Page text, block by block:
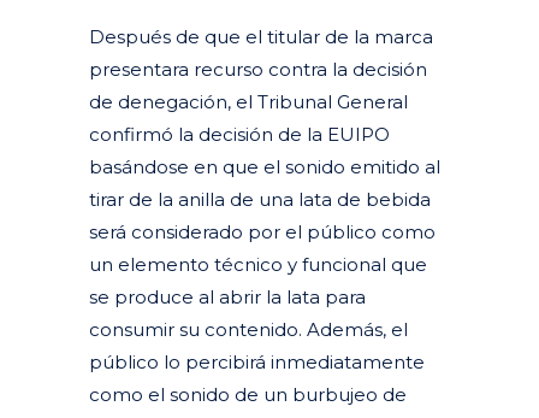
Después de que el titular de la marca
presentara recurso contra la decisión
de denegación, el Tribunal General
confirmó la decisión de la EUIPO
basándose en que el sonido emitido al
tirar de la anilla de una lata de bebida
será considerado por el público como
un elemento técnico y funcional que
se produce al abrir la lata para
consumir su contenido. Además, el
público lo percibirá inmediatamente
como el sonido de un burbujeo de